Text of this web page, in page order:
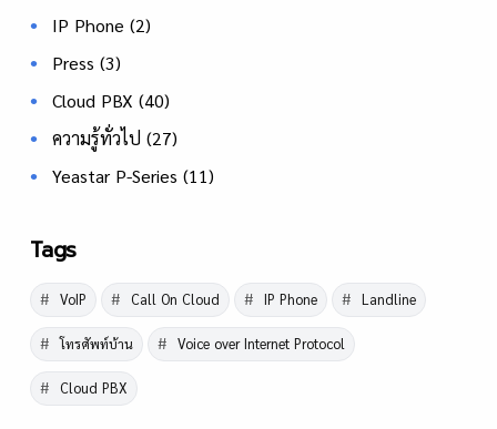
IP Phone (2)
Press (3)
Cloud PBX (40)
ความรู้ทั่วไป (27)
Yeastar P-Series (11)
Tags
VoIP Call On Cloud IP Phone Landline
โทรศัพท์บ้าน Voice over Internet Protocol
Cloud PBX